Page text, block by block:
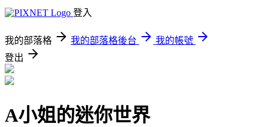
登入
我的部落格 我的部落格後台
我的帳號
登出
A小姐的迷你世界